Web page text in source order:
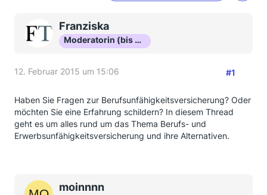
Franziska
Moderatorin (bis Okt 16)
12. Februar 2015 um 15:06 #1
Haben Sie Fragen zur Berufsunfähigkeitsversicherung? Oder
möchten Sie eine Erfahrung schildern? In diesem Thread
geht es um alles rund um das Thema Berufs- und
Erwerbsunfähigkeitsversicherung und ihre Alternativen.
moinnnn